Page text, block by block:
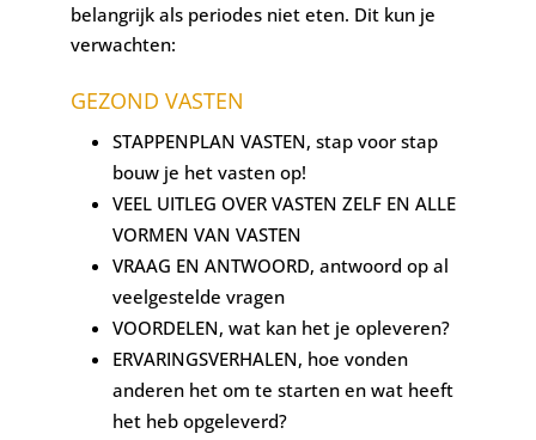
belangrijk als periodes niet eten. Dit kun je
verwachten:
GEZOND VASTEN
STAPPENPLAN VASTEN, stap voor stap
bouw je het vasten op!
VEEL UITLEG OVER VASTEN ZELF EN ALLE
VORMEN VAN VASTEN
VRAAG EN ANTWOORD, antwoord op al
veelgestelde vragen
VOORDELEN, wat kan het je opleveren?
ERVARINGSVERHALEN, hoe vonden
anderen het om te starten en wat heeft
het heb opgeleverd?